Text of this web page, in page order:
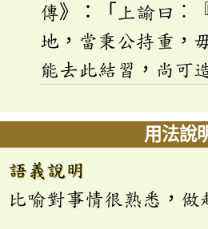
傳》：「上諭曰︰
地，當秉公持重，
能去此結習，尚可
用法說
語義說明
比喻對事情很熟悉，做